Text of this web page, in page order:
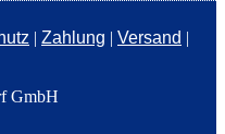
| Zahlung | Versand |
GmbH